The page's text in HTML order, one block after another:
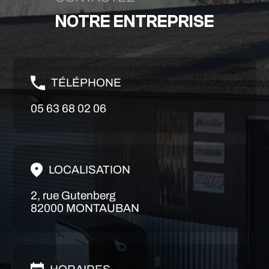
NOTRE ENTREPRISE
TÉLÉPHONE
05 63 68 02 06
LOCALISATION
2, rue Gutenberg
82000 MONTAUBAN